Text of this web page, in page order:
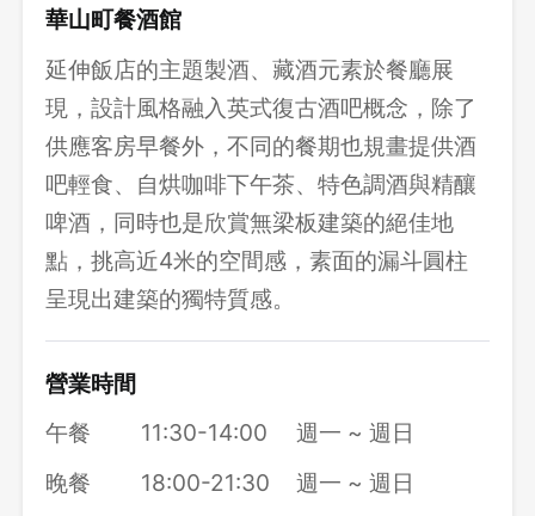
華山町餐酒館
延伸飯店的主題製酒、藏酒元素於餐廳展
現，設計風格融入英式復古酒吧概念，除了
供應客房早餐外，不同的餐期也規畫提供酒
吧輕食、自烘咖啡下午茶、特色調酒與精釀
啤酒，同時也是欣賞無梁板建築的絕佳地
點，挑高近4米的空間感，素面的漏斗圓柱
呈現出建築的獨特質感。
營業時間
午餐
11:30-14:00
週一 ~ 週日
晚餐
18:00-21:30
週一 ~ 週日